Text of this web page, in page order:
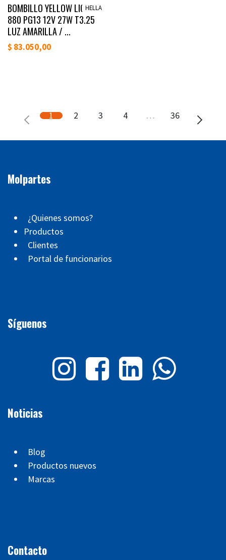
Lanzamiento
BOMBILLO YELLOW LIGHT
880 PG13 12V 27W T3.25
LUZ AMARILLA / ...
$ 83.050,00
HELLA
1 2 3 4 … 36
Molpartes
¿Quienes somos?
Productos
Clientes
Portal de funcionarios
Síguenos
Noticias
Blog
Productos nuevos
Marcas
Contacto